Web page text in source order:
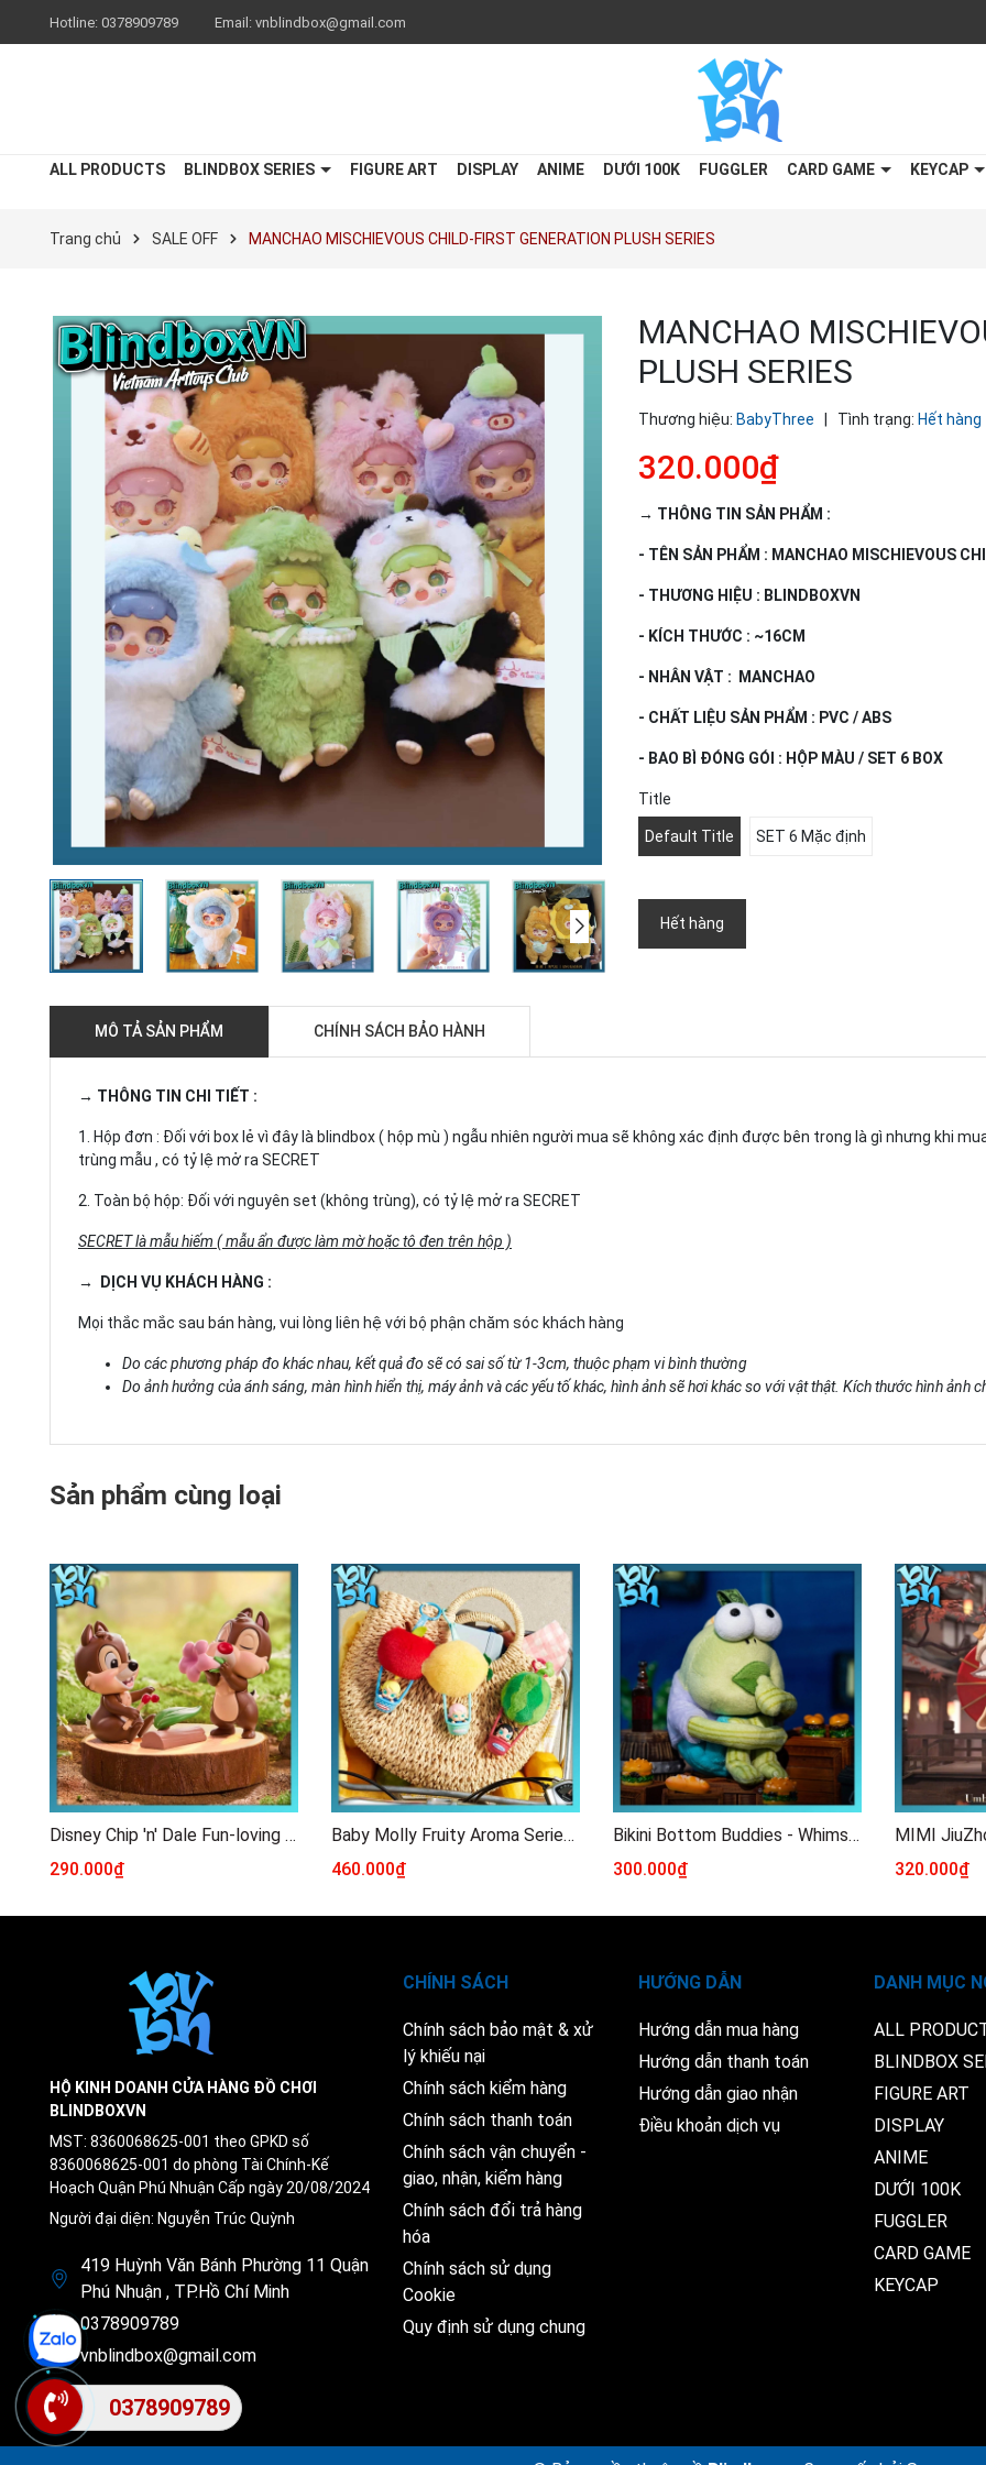
Hotline: 0378909789 Email: vnblindbox@gmail.com
ALL PRODUCTS BLINDBOX SERIES FIGURE ART DISPLAY ANIME DƯỚI 100K FUGGLER CARD GAME KEYCAP
Trang chủ SALE OFF MANCHAO MISCHIEVOUS CHILD-FIRST GENERATION PLUSH SERIES
MANCHAO
PLUSH SERIES
Thương hiệu: BabyThree Tình trạng: Hết hàng
320.000₫
→ THÔNG TIN SẢN PHẨM :
- TÊN SẢN PHẨM : MANCHAO MISCHIEVOUS
- THƯƠNG HIỆU : BLINDBOXVN
- KÍCH THƯỚC : ~16CM
- NHÂN VẬT : MANCHAO
- CHẤT LIỆU SẢN PHẨM : PVC / ABS
- BAO BÌ ĐÓNG GÓI : HỘP MÀU / SET 6 BOX
Title
Default Title SET 6 Mặc định
Hết hàng
MÔ TẢ SẢN PHẨM CHÍNH SÁCH BẢO HÀNH
→ THÔNG TIN CHI TIẾT :
1. Hộp đơn : Đối với box lẻ vì đây là blindbox ( hộp mù ) ngẫu nhiên người mua sẽ không xác định được bên trong là gì nhưng khi
trùng mẫu , có tỷ lệ mở ra SECRET
2. Toàn bộ hộp: Đối với nguyên set (không trùng), có tỷ lệ mở ra SECRET
SECRET là mẫu hiếm ( mẫu ẩn được làm mờ hoặc tô đen trên hộp )
→ DỊCH VỤ KHÁCH HÀNG :
Mọi thắc mắc sau bán hàng, vui lòng liên hệ với bộ phận chăm sóc khách hàng
Do các phương pháp đo khác nhau, kết quả đo sẽ có sai số từ 1-3cm, thuộc phạm vi bình thường
Do ảnh hưởng của ánh sáng, màn hình hiển thị, máy ảnh và các yếu tố khác, hình ảnh sẽ hơi khác so với vật thật. Kích thước hình ảnh
Sản phẩm cùng loại
Disney Chip 'n' Dale Fun-loving Brothers Series Figure
290.000₫
Baby Molly Fruity Aroma Series - Sachet Pendant Blind Box
460.000₫
Bikini Bottom Buddies - Whimsical Plush POP MART
300.000₫
320.000₫
HỘ KINH DOANH CỬA HÀNG ĐỒ CHƠI
BLINDBOXVN
MST: 8360068625-001 theo GPKD số
8360068625-001 do phòng Tài Chính-Kế
Hoạch Quận Phú Nhuận Cấp ngày 20/08/2024
Người đại diện: Nguyễn Trúc Quỳnh
419 Huỳnh Văn Bánh Phường 11 Quận
Phú Nhuận , TP.Hồ Chí Minh
0378909789
vnblindbox@gmail.com
CHÍNH SÁCH
Chính sách bảo mật & xử
lý khiếu nại
Chính sách kiểm hàng
Chính sách thanh toán
Chính sách vận chuyển -
giao, nhận, kiểm hàng
Chính sách đổi trả hàng
hóa
Chính sách sử dụng
Cookie
Quy định sử dụng chung
HƯỚNG DẪN
Hướng dẫn mua hàng
Hướng dẫn thanh toán
Hướng dẫn giao nhận
Điều khoản dịch vụ
DANH MỤC
ALL
BLINDBOX
FIGURE ART
DISPLAY
ANIME
DƯỚI 100K
FUGGLER
CARD GAME
KEYCAP
0378909789